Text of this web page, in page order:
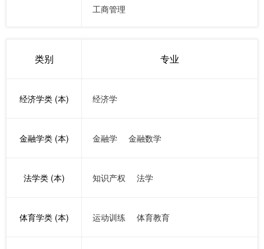
工商管理
类别 专业
经济学类 (本) 经济学
金融学类 (本) 金融学 金融数学
法学类 (本) 知识产权 法学
体育学类 (本) 运动训练 体育教育